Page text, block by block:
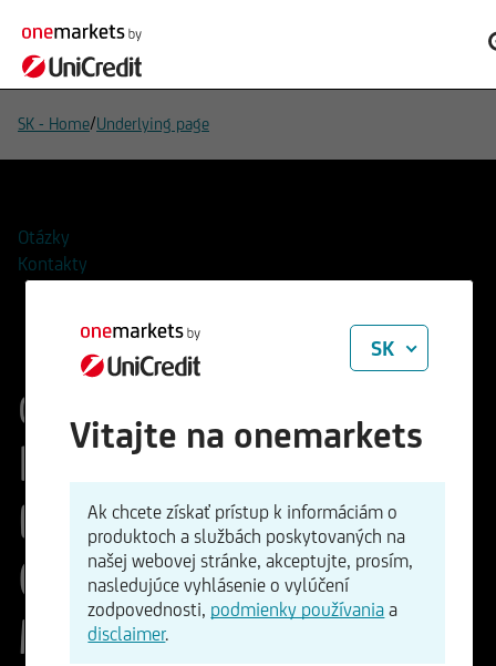
SK - Home/Underlying page
Otázky
Kontakty
onemarkets
BlackRock Global
Equity Dynamic
Opportunities Fund -
M
SK
Vitajte na onemarkets
Ak chcete získať prístup k informáciám o
produktoch a službách poskytovaných na
našej webovej stránke, akceptujte, prosím,
nasledujúce vyhlásenie o vylúčení
zodpovednosti, podmienky používania a
disclaimer.